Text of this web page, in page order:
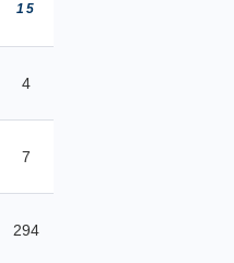
15
4
7
294